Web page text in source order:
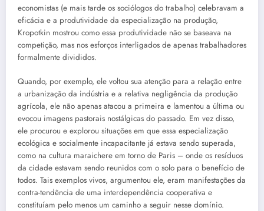
economistas (e mais tarde os sociólogos do trabalho) celebravam a
eficácia e a produtividade da especialização na produção,
Kropotkin mostrou como essa produtividade não se baseava na
competição, mas nos esforços interligados de apenas trabalhadores
formalmente divididos.
Quando, por exemplo, ele voltou sua atenção para a relação entre
a urbanização da indústria e a relativa negligência da produção
agrícola, ele não apenas atacou a primeira e lamentou a última ou
evocou imagens pastorais nostálgicas do passado. Em vez disso,
ele procurou e explorou situações em que essa especialização
ecológica e socialmente incapacitante já estava sendo superada,
como na cultura maraichere em torno de Paris – onde os resíduos
da cidade estavam sendo reunidos com o solo para o benefício de
todos. Tais exemplos vivos, argumentou ele, eram manifestações da
contra-tendência de uma interdependência cooperativa e
constituíam pelo menos um caminho a seguir nesse domínio.